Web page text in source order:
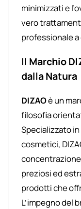
minimizzati e
vero
professionale a
Il Marchio
dalla Natura
DIZAOè un
filosofia
Specializzato in
cosmetici,
preziosi ed
prodotti che
L’impegno del